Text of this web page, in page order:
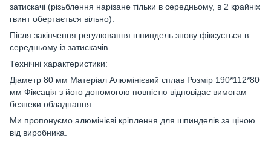
затискачі (різьблення нарізане тільки в середньому, в 2 крайніх
гвинт обертається вільно).
Після закінчення регулювання шпиндель знову фіксується в
середньому із затискачів.
Технічні характеристики:
Діаметр 80 мм Матеріал Алюмінієвий сплав Розмір 190*112*80
мм Фіксація з його допомогою повністю відповідає вимогам
безпеки обладнання.
Ми пропонуємо алюмінієві кріплення для шпинделів за ціною
від виробника.